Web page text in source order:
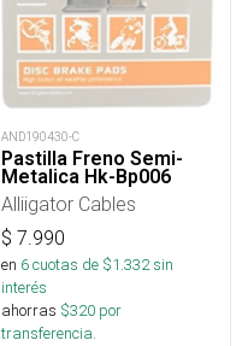
AND190430-C
Pastilla Freno Semi-
Metalica Hk-Bp006
Alliigator Cables
$ 7.990
en 6cuotas de $1.332sin
interés
ahorras $320 por
transferencia.